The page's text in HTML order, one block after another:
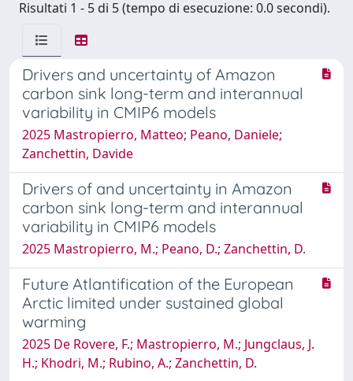
Risultati 1 - 5 di 5 (tempo di esecuzione: 0.0 secondi).
Drivers and uncertainty of Amazon
carbon sink long-term and interannual
variability in CMIP6 models
2025 Mastropierro, Matteo; Peano, Daniele;
Zanchettin, Davide
Drivers of and uncertainty in Amazon
carbon sink long-term and interannual
variability in CMIP6 models
2025 Mastropierro, M.; Peano, D.; Zanchettin, D.
Future Atlantification of the European
Arctic limited under sustained global
warming
2025 De Rovere, F.; Mastropierro, M.; Jungclaus, J.
H.; Khodri, M.; Rubino, A.; Zanchettin, D.